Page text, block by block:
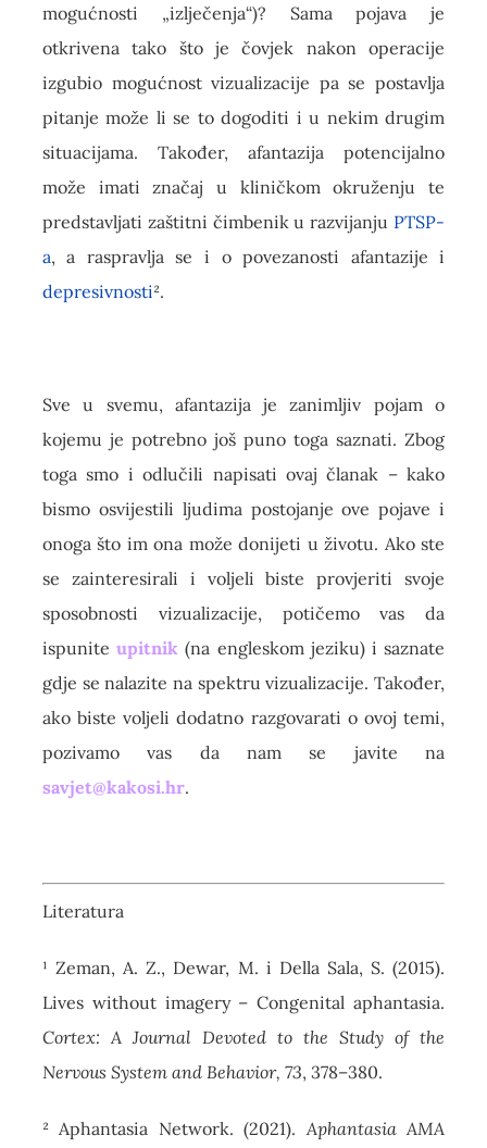
mogućnosti „izlječenja“)? Sama pojava je
otkrivena tako što je čovjek nakon operacije
izgubio mogućnost vizualizacije pa se postavlja
pitanje može li se to dogoditi i u nekim drugim
situacijama. Također, afantazija potencijalno
može imati značaj u kliničkom okruženju te
predstavljati zaštitni čimbenik u razvijanju PTSP-
a, a raspravlja se i o povezanosti afantazije i
depresivnosti².
Sve u svemu, afantazija je zanimljiv pojam o
kojemu je potrebno još puno toga saznati. Zbog
toga smo i odlučili napisati ovaj članak – kako
bismo osvijestili ljudima postojanje ove pojave i
onoga što im ona može donijeti u životu. Ako ste
se zainteresirali i voljeli biste provjeriti svoje
sposobnosti vizualizacije, potičemo vas da
ispuniteupitnik (na engleskom jeziku) i saznate
gdje se nalazite na spektru vizualizacije. Također,
ako biste voljeli dodatno razgovarati o ovoj temi,
pozivamo vas da nam se javite na
savjet@kakosi.hr.
Literatura
¹ Zeman, A. Z., Dewar, M. i Della Sala, S. (2015).
Lives without imagery – Congenital aphantasia.
Cortex: A Journal Devoted to the Study of the
Nervous System and Behavior, 73, 378–380.
² Aphantasia Network. (2021).Aphantasia AMA